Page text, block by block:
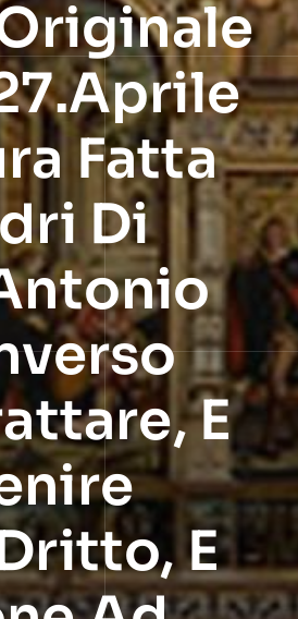
Fatta
Di
E
E